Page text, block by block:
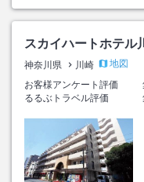
スカイハートホテル
神奈川県 川崎
地図
お客様アンケート評価
るるぶトラベル評価